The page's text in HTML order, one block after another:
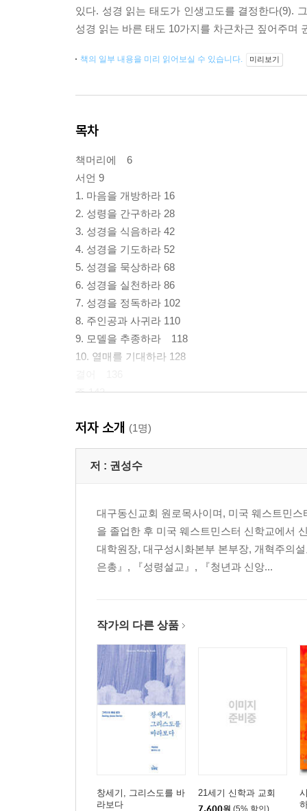
있다. 성경 읽는 태도가 인생고도를 결정한다(9).
성경 읽는 바른 태도 10가지를 차근차근 짚어주며
책의 일부 내용을 미리 읽어보실 수 있습니다. 미리보기
목차
책머리에 6
서언 9
1. 마음을 개방하라 16
2. 성령을 간구하라 28
3. 성경을 식음하라 42
4. 성경을 기도하라 52
5. 성경을 묵상하라 68
6. 성경을 실천하라 86
7. 성경을 정독하라 102
8. 주인공과 사귀라 110
9. 모델을 추종하라 118
10. 열매를 기대하라 128
주 142
저자 소개 (1명)
저 : 권성수
대구동신교회 원로목사이며, 미국 웨스트민
을 졸업한 후 미국 웨스트민스터 신학교에서
대학원장, 대구성시화본부 본부장, 개혁주의
은총』, 『성령설교』, 『청년과 신앙...
작가의 다른 상품
창세기, 그리스도를 바
라보다
21세기 신학과 교회